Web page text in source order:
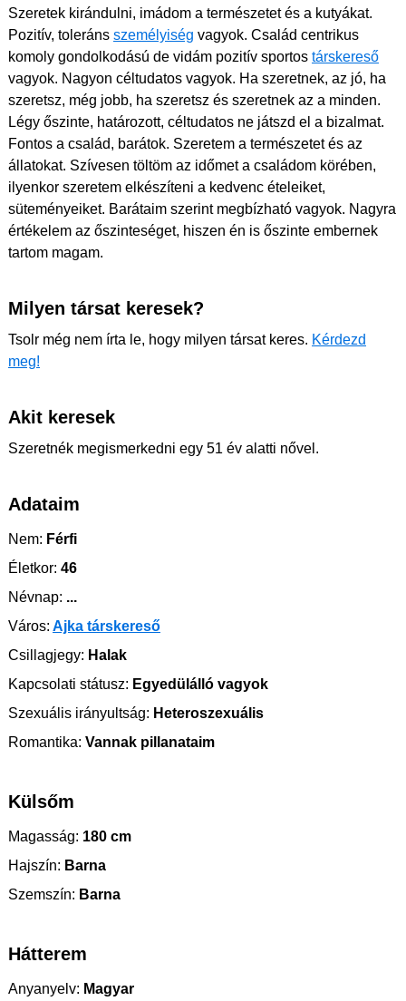
Szeretek kirándulni, imádom a természetet és a kutyákat.
Pozitív, toleráns személyiség vagyok. Család centrikus
komoly gondolkodású de vidám pozitív sportos társkereső
vagyok. Nagyon céltudatos vagyok. Ha szeretnek, az jó, ha
szeretsz, még jobb, ha szeretsz és szeretnek az a minden.
Légy őszinte, határozott, céltudatos ne játszd el a bizalmat.
Fontos a család, barátok. Szeretem a természetet és az
állatokat. Szívesen töltöm az időmet a családom körében,
ilyenkor szeretem elkészíteni a kedvenc ételeiket,
süteményeiket. Barátaim szerint megbízható vagyok. Nagyra
értékelem az őszinteséget, hiszen én is őszinte embernek
tartom magam.
Milyen társat keresek?
Tsolr még nem írta le, hogy milyen társat keres. Kérdezd
meg!
Akit keresek
Szeretnék megismerkedni egy 51 év alatti nővel.
Adataim
Nem: Férfi
Életkor: 46
Névnap: ...
Város: Ajka társkereső
Csillagjegy: Halak
Kapcsolati státusz: Egyedülálló vagyok
Szexuális irányultság: Heteroszexuális
Romantika: Vannak pillanataim
Külsőm
Magasság: 180 cm
Hajszín: Barna
Szemszín: Barna
Hátterem
Anyanyelv: Magyar